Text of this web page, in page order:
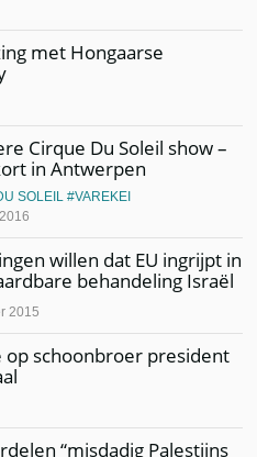
met Hongaarse
Cirque Du Soleil show –
in Antwerpen
SOLEIL VAREKEI
willen dat EU ingrijpt in
behandeling Israël
2015
schoonbroer president
“misdadig Palestijns